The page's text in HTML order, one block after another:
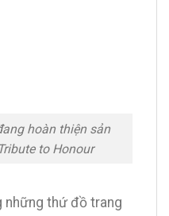
hoàn thiện sản
to Honour
những thứ đồ trang